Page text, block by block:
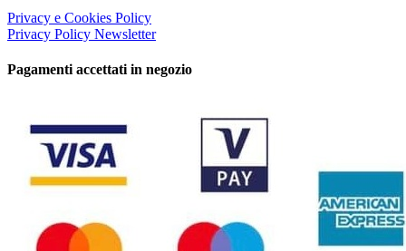
Privacy e Cookies Policy
Privacy Policy Newsletter
Pagamenti accettati in negozio